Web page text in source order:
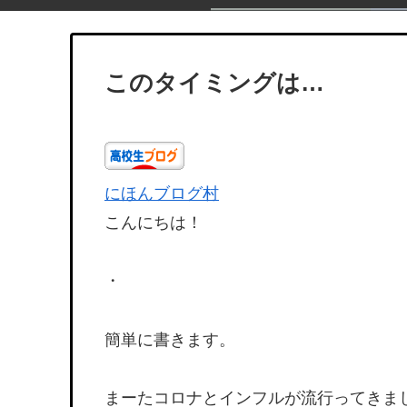
このタイミングは…
にほんブログ村
こんにちは！
・
簡単に書きます。
まーたコロナとインフルが流行ってきま